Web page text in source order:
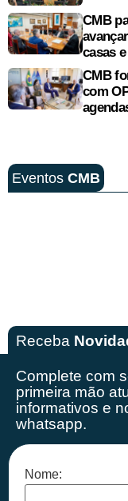
CMB
casas
CMB
com
Eventos CMB
Receba
Complete com
primeira mão
informativos e
whatsapp.
Nome: